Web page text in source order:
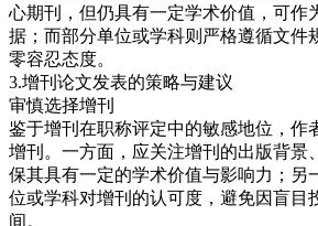
心期刊，但仍具有一定学术价值，可作
据；而部分单位或学科则严格遵循文件
零容忍态度。
3.增刊论文发表的策略与建议
审慎选择增刊
鉴于增刊在职称评定中的敏感地位，作
增刊。一方面，应关注增刊的出版背景
保其具有一定的学术价值与影响力；另
位或学科对增刊的认可度，避免因盲目
间。